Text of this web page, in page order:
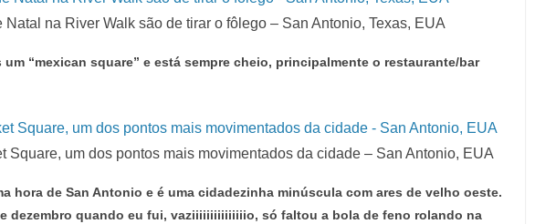
Natal na River Walk são de tirar o fôlego – San Antonio, Texas, EUA
um “mexican square” e está sempre cheio, principalmente o restaurante/bar
Square, um dos pontos mais movimentados da cidade – San Antonio, EUA
hora de San Antonio e é uma cidadezinha minúscula com ares de velho oeste.
dezembro quando eu fui, vaziiiiiiiiiiiiiiio, só faltou a bola de feno rolando na